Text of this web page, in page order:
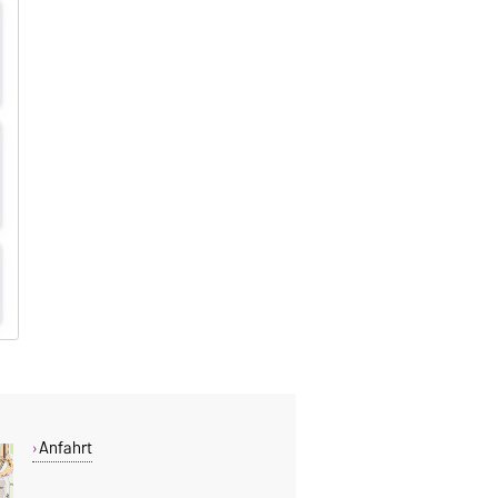
Anfahrt